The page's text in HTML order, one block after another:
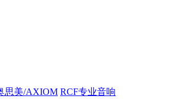
思美/AXIOM RCF专业音响